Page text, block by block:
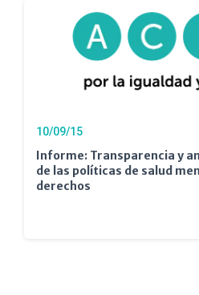
10/09/15
Informe: Transparencia y
de las políticas de salud
derechos